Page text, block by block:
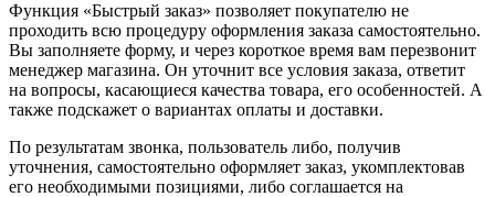
Функция «Быстрый заказ» позволяет покупателю не
проходить всю процедуру оформления заказа самостоятельно.
Вы заполняете форму, и через короткое время вам перезвонит
менеджер магазина. Он уточнит все условия заказа, ответит
на вопросы, касающиеся качества товара, его особенностей. А
также подскажет о вариантах оплаты и доставки.
По результатам звонка, пользователь либо, получив
уточнения, самостоятельно оформляет заказ, укомплектовав
его необходимыми позициями, либо соглашается на